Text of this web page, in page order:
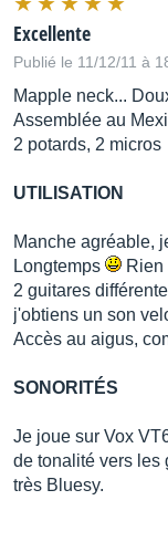
Excellente
Publié le 11/12/11 à
Mapple neck...
Assemblée au
2 potards, 2 micros
UTILISATION
Manche agréable,
Longtemps
Rien
2 guitares
j'obtiens un son
Accès au aigus,
SONORITÉS
Je joue sur Vox
de tonalité vers les
très Bluesy.